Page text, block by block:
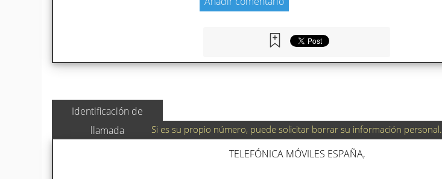
Identificación de
llamada
Si es su propio número, puede solicitar borrar su información personal.
TELEFÓNICA MÓVILES ESPAÑA,